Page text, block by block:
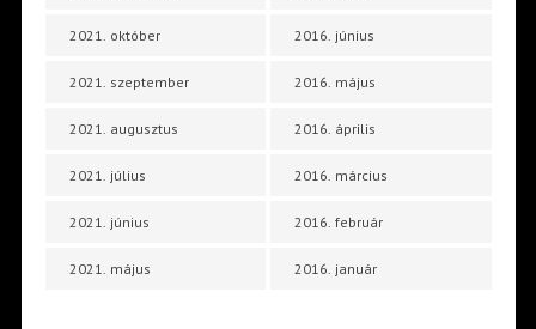
2021. október
2021. szeptember
2021. augusztus
2021. július
2021. június
2021. május
2016. június
2016. május
2016. április
2016. március
2016. február
2016. január